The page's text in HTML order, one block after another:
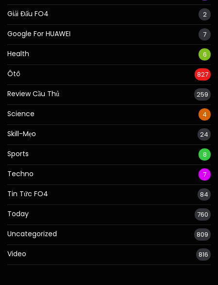
Giải Đấu FO4 2
Google For HUAWEI 7
Health 6
Ôtô 827
Review Cầu Thủ 259
Science 4
Skill-Mẹo 24
Sports 8
Techno 7
Tin Tức FO4 84
Today 760
Uncategorized 809
Video 816